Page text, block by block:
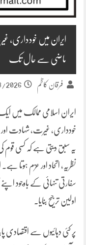
ایران میں خودداری،
ماضی سے حال تک
فرقان کاظم 2026
ایران اسلامی ممالک میں
خودداری، غیرت، شہادت اور
یہ سبق دیتی ہے کہ کسی
نظریہ، اتحاد اور عزم ہوتا
سفارتی تنہائی کے باوجود اپنے
اولین ترجیح بنایا۔
پر کئی دہائیوں سے اقتصادی